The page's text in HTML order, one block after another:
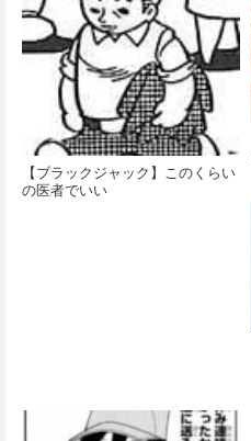
【ブラックジャック】このくらい
の医者でいい